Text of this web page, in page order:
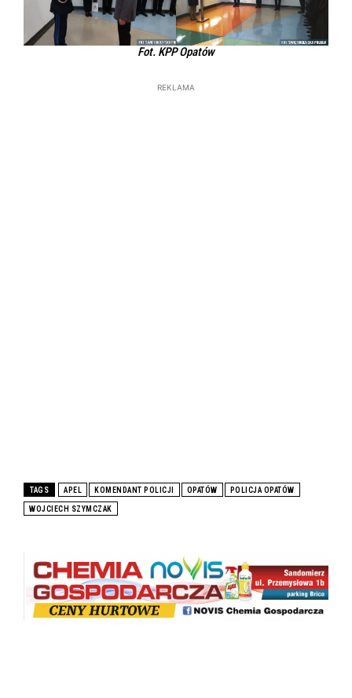
Fot. KPP Opatów
REKLAMA
TAGS APEL KOMENDANT POLICJI OPATÓW POLICJA OPATÓW
WOJCIECH SZYMCZAK